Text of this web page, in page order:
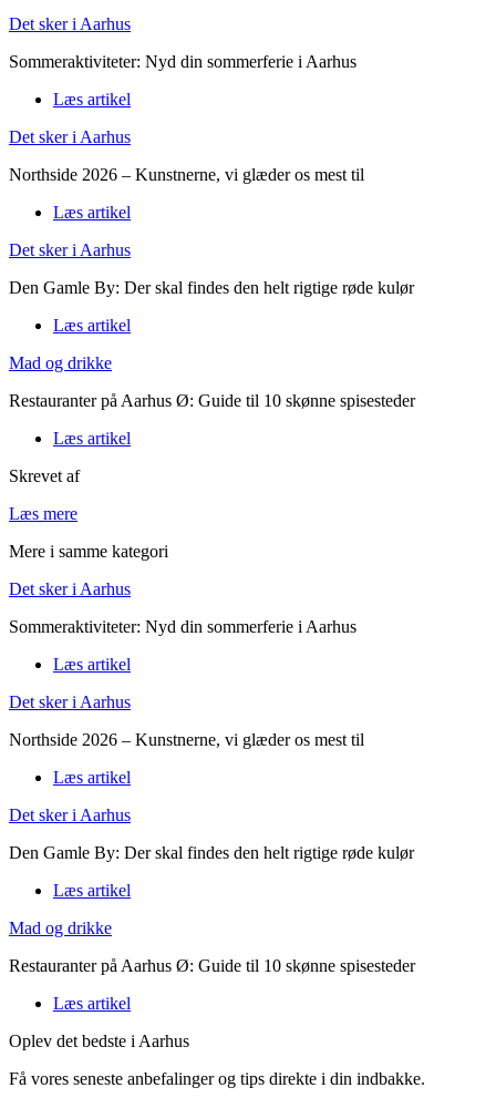
Det sker i Aarhus
Sommeraktiviteter: Nyd din sommerferie i Aarhus
Læs artikel
Det sker i Aarhus
Northside 2026 – Kunstnerne, vi glæder os mest til
Læs artikel
Det sker i Aarhus
Den Gamle By: Der skal findes den helt rigtige røde kulør
Læs artikel
Mad og drikke
Restauranter på Aarhus Ø: Guide til 10 skønne spisesteder
Læs artikel
Skrevet af
Læs mere
Mere i samme kategori
Det sker i Aarhus
Sommeraktiviteter: Nyd din sommerferie i Aarhus
Læs artikel
Det sker i Aarhus
Northside 2026 – Kunstnerne, vi glæder os mest til
Læs artikel
Det sker i Aarhus
Den Gamle By: Der skal findes den helt rigtige røde kulør
Læs artikel
Mad og drikke
Restauranter på Aarhus Ø: Guide til 10 skønne spisesteder
Læs artikel
Oplev det bedste i Aarhus
Få vores seneste anbefalinger og tips direkte i din indbakke.